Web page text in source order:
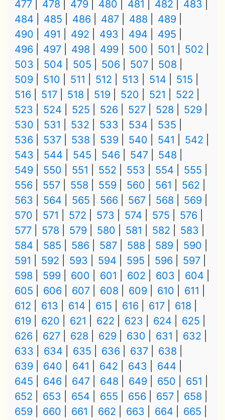
477 478 479 480 481 482
483
484
485 486 487 488
489
490
491 492 493 494
495
496
497 498 499 500 501
502
503
504 505 506 507
508
509
510 511 512 513 514
515
516
517 518 519 520 521
522
523
524 525 526 527 528
529
530
531 532 533 534
535
536
537 538 539 540 541
542
543
544 545 546 547
548
549
550 551 552 553 554
555
556
557 558 559 560 561
562
563
564 565 566 567 568
569
570
571 572 573 574 575
576
577
578 579 580 581 582
583
584
585 586 587 588 589
590
591
592 593 594 595 596
597
598
599 600 601 602 603
604
605
606 607 608 609 610
611
612
613 614 615 616 617
618
619
620 621 622 623 624
625
626
627 628 629 630 631
632
633
634 635 636 637
638
639
640 641 642 643
644
645
646 647 648 649 650
651
652
653 654 655 656 657
658
659
660 661 662 663 664
665